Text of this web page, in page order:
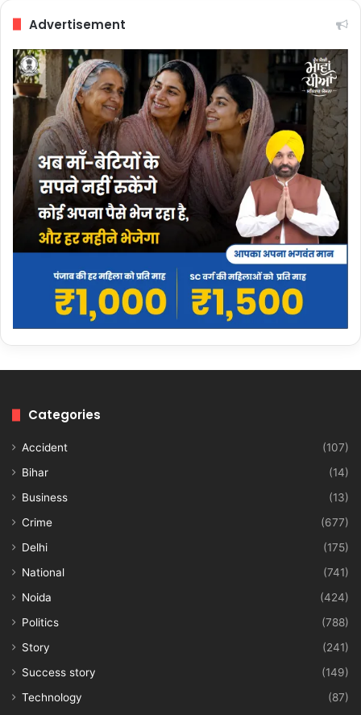
Advertisement
Categories
Accident
(107)
Bihar
(14)
Business
(13)
Crime
(677)
Delhi
(175)
National
(741)
Noida
(424)
Politics
(788)
Story
(241)
Success story
(149)
Technology
(87)